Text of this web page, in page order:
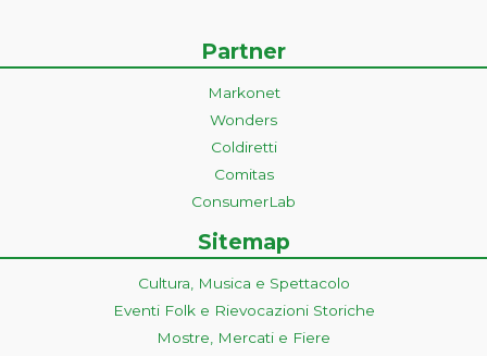
Partner
Markonet
Wonders
Coldiretti
Comitas
ConsumerLab
Sitemap
Cultura, Musica e Spettacolo
Eventi Folk e Rievocazioni Storiche
Mostre, Mercati e Fiere